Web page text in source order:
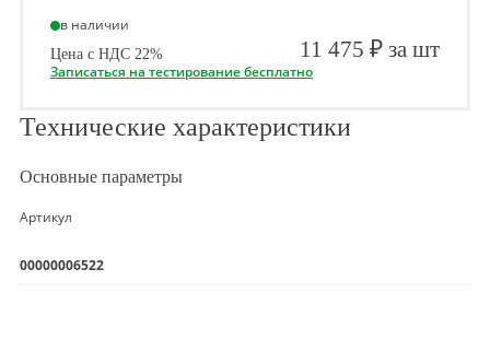
в наличии
Цена с НДС 22% 11 475 ₽ за шт
Записаться на тестирование бесплатно
Технические характеристики
Основные параметры
Артикул
00000006522